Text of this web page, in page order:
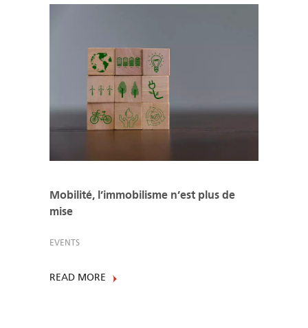
Mobilité, l’immobilisme n’est plus de
mise
EVENTS
READ MORE